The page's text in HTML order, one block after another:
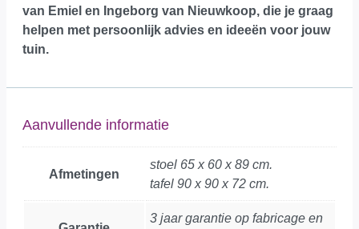
van Emiel en Ingeborg van Nieuwkoop, die je graag
helpen met persoonlijk advies en ideeën voor jouw
tuin.
Aanvullende informatie
Afmetingen
stoel 65 x 60 x 89 cm.
tafel 90 x 90 x 72 cm.
3 jaar garantie op fabricage en